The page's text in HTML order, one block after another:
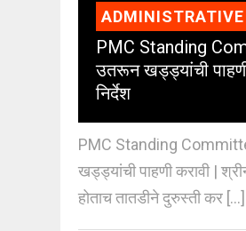
ADMINISTRATIVE
PMC Standing
उतरून खड्ड्यांची
निर्देश
PMC Standing
खड्ड्यांची पाहणी करावी |
होताच तातडीने दुरुस्ती कर [...]